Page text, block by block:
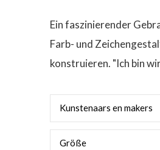
Ein faszinierender
Farb- und
konstruieren. "Ich bin
Kunstenaars en makers
Größe